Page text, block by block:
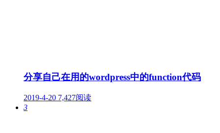
分享自己在用的wordpress中的function代码
2019-4-20 7,427阅读
3